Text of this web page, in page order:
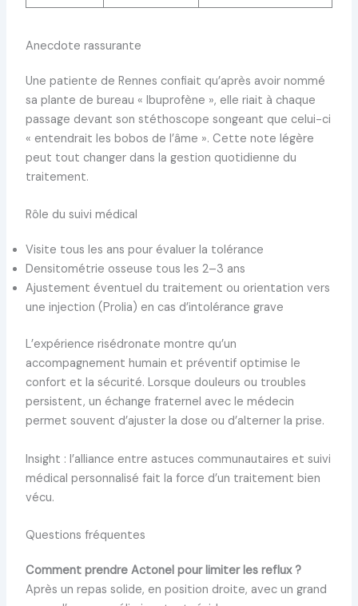
Anecdote rassurante
Une patiente de Rennes confiait qu’après avoir nommé
sa plante de bureau « Ibuprofène », elle riait à chaque
passage devant son stéthoscope songeant que celui-ci
« entendrait les bobos de l’âme ». Cette note légère
peut tout changer dans la gestion quotidienne du
traitement.
Rôle du suivi médical
Visite tous les ans pour évaluer la tolérance
Densitométrie osseuse tous les 2–3 ans
Ajustement éventuel du traitement ou orientation vers
une injection (Prolia) en cas d’intolérance grave
L’expérience risédronate montre qu’un
accompagnement humain et préventif optimise le
confort et la sécurité. Lorsque douleurs ou troubles
persistent, un échange fraternel avec le médecin
permet souvent d’ajuster la dose ou d’alterner la prise.
Insight : l’alliance entre astuces communautaires et suivi
médical personnalisé fait la force d’un traitement bien
vécu.
Questions fréquentes
Comment prendre Actonel pour limiter les reflux ?
Après un repas solide, en position droite, avec un grand